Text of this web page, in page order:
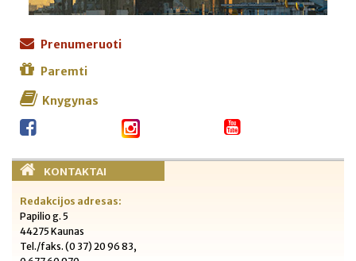
Prenumeruoti
Paremti
Knygynas
KONTAKTAI
Redakcijos adresas:
Papilio g. 5
44275 Kaunas
Tel./faks. (0 37) 20 96 83,